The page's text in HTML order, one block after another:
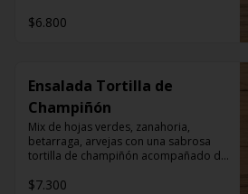
cúrcuma, comino y pimienta.
$6.800
Ensalada Tortilla de
Champiñón
Mix de hojas verdes, zanahoria,
betarraga, arvejas con una sabrosa
tortilla de champiñón acompañado de
limón, sal, cúrcuma, comino y
$7.300